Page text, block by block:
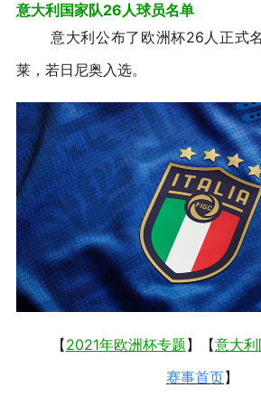
意大利国家队26人球员名单
意大利公布了欧洲杯26人正式
莱， 若日尼奥入选。
【2021年欧洲杯专题】【意大
赛事首页】